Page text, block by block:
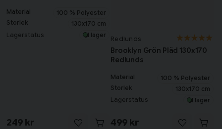
Material
100 % Polyester
Storlek
130x170 cm
Lagerstatus I lager
249 kr
Redlunds
Brooklyn Grön Pläd 130x170
Redlunds
Material
100 % Polyester
Storlek
130x170 cm
Lagerstatus I lager
499 kr